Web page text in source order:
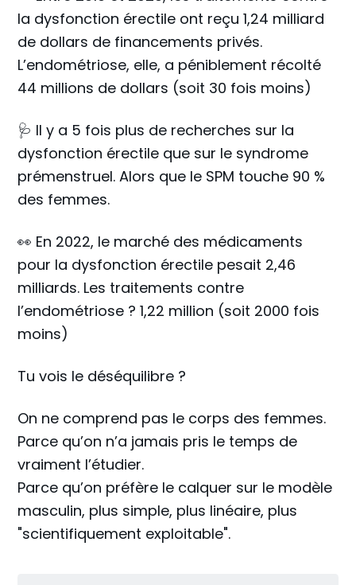
la dysfonction érectile ont reçu 1,24 milliard
de dollars de financements privés.
L’endométriose, elle, a péniblement récolté
44 millions de dollars (soit 30 fois moins)
🩺 Il y a 5 fois plus de recherches sur la
dysfonction érectile que sur le syndrome
prémenstruel. Alors que le SPM touche 90 %
des femmes.
👀 En 2022, le marché des médicaments
pour la dysfonction érectile pesait 2,46
milliards. Les traitements contre
l’endométriose ? 1,22 million (soit 2000 fois
moins)
Tu vois le déséquilibre ?
On ne comprend pas le corps des femmes.
Parce qu’on n’a jamais pris le temps de
vraiment l’étudier.
Parce qu’on préfère le calquer sur le modèle
masculin, plus simple, plus linéaire, plus
"scientifiquement exploitable".